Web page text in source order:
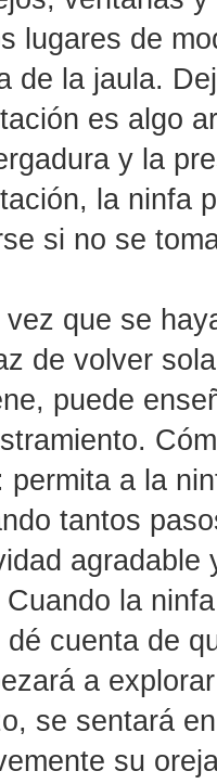
lugares de
de la jaula.
es algo
y la
la ninfa
si no se
vez que se
de volver
puede
permita a la
tantos
agradable
Cuando la
dé cuenta de
a
se sentará
su